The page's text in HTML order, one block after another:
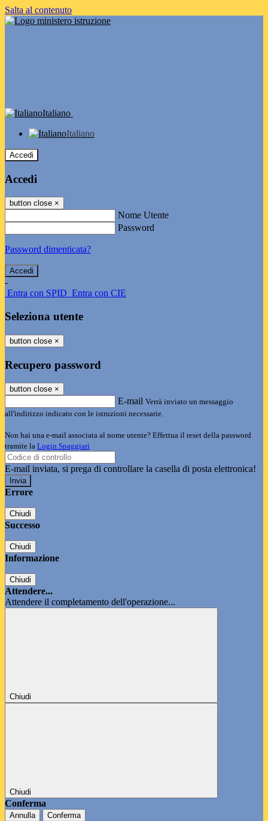
Salta al contenuto
Italiano
Italiano
Accedi
Accedi
button close ×
Nome Utente
Password
Password dimenticata?
-
Entra con SPID Entra con CIE
Seleziona utente
button close ×
Recupero password
button close ×
E-mail Verrà inviato un messaggio
all'indirizzo indicato con le istruzioni necessarie.
Non hai una e-mail associata al nome utente? Effettua il reset della password
tramite la Login Spaggiari
E-mail inviata, si prega di controllare la casella di posta elettronica!
Errore
Chiudi
Successo
Chiudi
Informazione
Chiudi
Attendere...
Attendere il completamento dell'operazione...
Chiudi
Chiudi
Conferma
Annulla Conferma